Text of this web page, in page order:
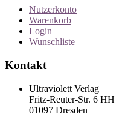
Nutzerkonto
Warenkorb
Login
Wunschliste
Kontakt
Ultraviolett Verlag
Fritz-Reuter-Str. 6 HH
01097 Dresden